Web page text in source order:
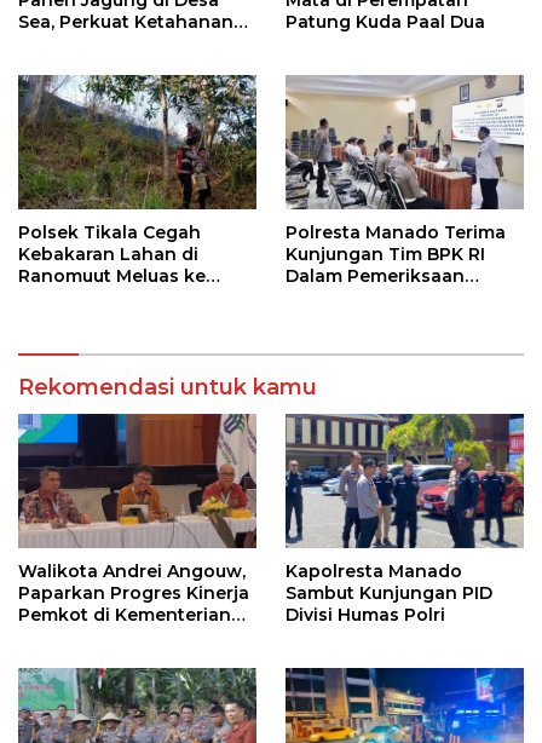
Sea, Perkuat Ketahanan
Patung Kuda Paal Dua
Polsek Tikala Cegah
Kebakaran Lahan di
Ranomuut Meluas ke
Polresta Manado Terima
Kunjungan Tim BPK RI
Dalam Pemeriksaan
Laporan Kamtibmas
Rekomendasi untuk kamu
Walikota Andrei Angouw,
Paparkan Progres Kinerja
Pemkot di Kementerian
Kapolresta Manado
Sambut Kunjungan PID
Divisi Humas Polri